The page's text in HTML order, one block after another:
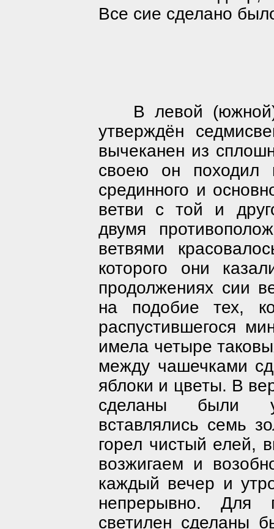
Все сие сделано
В левой
утверждён
вычеканен из
своею он походил
срединного и
ветви с той и
двумя
ветвями
которого они
продолжениях сии
на подобие тех,
распустившегося
имела четыре
между чашечками
яблоки и цветы. В
сделаны были
вставлялись семь
горел чистый елей,
возжигаем и
каждый вечер и
непрерывно. Для
светилен сделаны